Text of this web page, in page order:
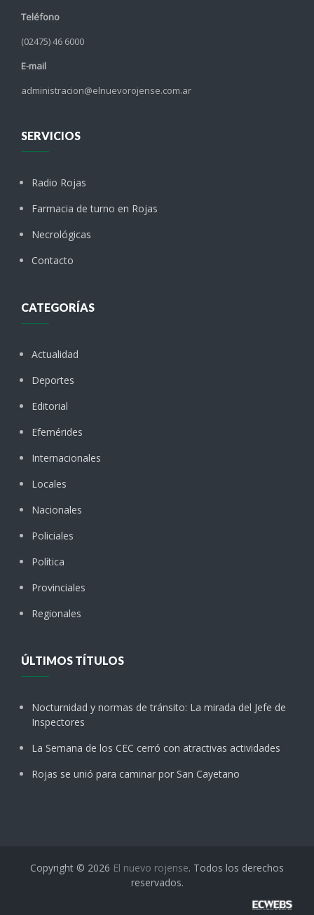
Teléfono
(02475) 46 6000
E-mail
administracion@elnuevorojense.com.ar
SERVICIOS
Radio Rojas
Farmacia de turno en Rojas
Necrológicas
Contacto
CATEGORÍAS
Actualidad
Deportes
Editorial
Efemérides
Internacionales
Locales
Nacionales
Policiales
Política
Provinciales
Regionales
ÚLTIMOS TÍTULOS
Nocturnidad y normas de tránsito: La mirada del Jefe de
Inspectores
La Semana de los CEC cerró con atractivas actividades
Rojas se unió para caminar por San Cayetano
Copyright © 2026 El nuevo rojense. Todos los derechos
reservados.